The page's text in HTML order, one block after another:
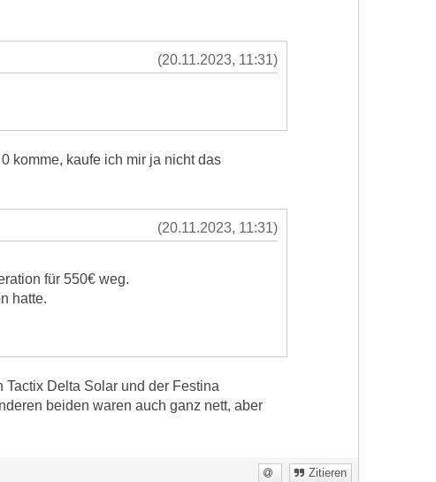
(20.11.2023, 11:31)
komme, kaufe ich mir ja nicht das
(20.11.2023, 11:31)
für 550€ weg.
hatte.
Delta Solar und der Festina
beiden waren auch ganz nett, aber
Zitieren